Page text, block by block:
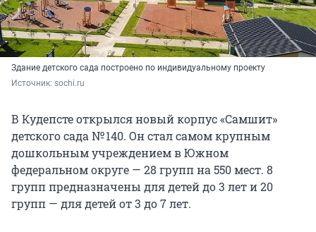
Здание детского сада построено по индивидуальному проекту
Источник: sochi.ru
В Кудепсте открылся новый корпус «Самшит»
детского сада № 140. Он стал самом крупным
дошкольным учреждением в Южном
федеральном округе — 28 групп на 550 мест. 8
групп предназначены для детей до 3 лет и 20
групп — для детей от 3 до 7 лет.